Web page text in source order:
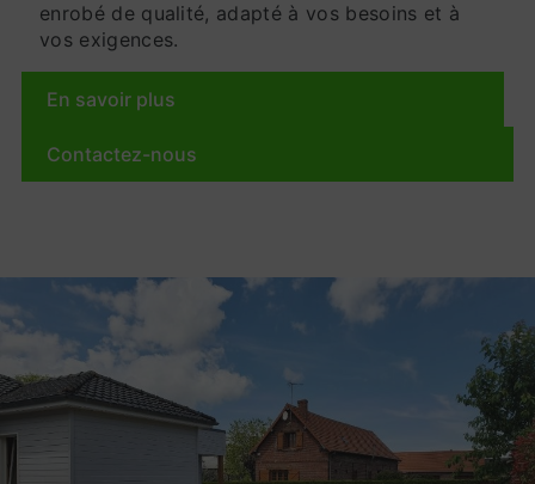
enrobé de qualité, adapté à vos besoins et à
vos exigences.
En savoir plus
Contactez-nous